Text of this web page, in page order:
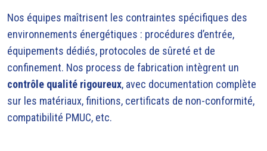
Nos équipes maîtrisent les contraintes spécifiques des
environnements énergétiques : procédures d’entrée,
équipements dédiés, protocoles de sûreté et de
confinement. Nos process de fabrication intègrent un
contrôle qualité rigoureux, avec documentation complète
sur les matériaux, finitions, certificats de non-conformité,
compatibilité PMUC, etc.